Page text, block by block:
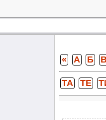
« А Б
ТА ТЕ